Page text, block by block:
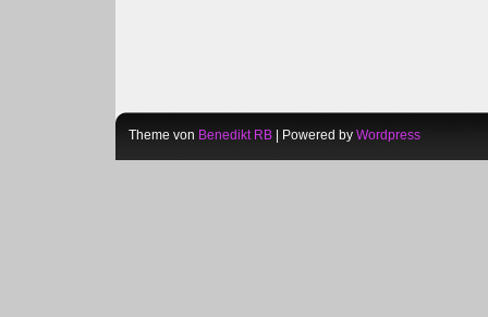
Theme von Benedikt RB | Powered by Wordpress